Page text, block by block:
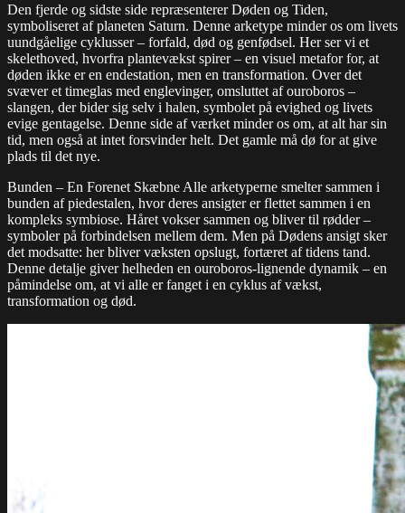
Den fjerde og sidste side repræsenterer Døden og Tiden,
symboliseret af planeten Saturn. Denne arketype minder os om livets
uundgåelige cyklusser – forfald, død og genfødsel. Her ser vi et
skelethoved, hvorfra plantevækst spirer – en visuel metafor for, at
døden ikke er en endestation, men en transformation. Over det
svæver et timeglas med englevinger, omsluttet af ouroboros –
slangen, der bider sig selv i halen, symbolet på evighed og livets
evige gentagelse. Denne side af værket minder os om, at alt har sin
tid, men også at intet forsvinder helt. Det gamle må dø for at give
plads til det nye.
Bunden – En Forenet Skæbne Alle arketyperne smelter sammen i
bunden af piedestalen, hvor deres ansigter er flettet sammen i en
kompleks symbiose. Håret vokser sammen og bliver til rødder –
symboler på forbindelsen mellem dem. Men på Dødens ansigt sker
det modsatte: her bliver væksten opslugt, fortæret af tidens tand.
Denne detalje giver helheden en ouroboros-lignende dynamik – en
påmindelse om, at vi alle er fanget i en cyklus af vækst,
transformation og død.